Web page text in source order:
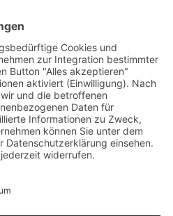
und Versand
MS
bei Dienstleistungen